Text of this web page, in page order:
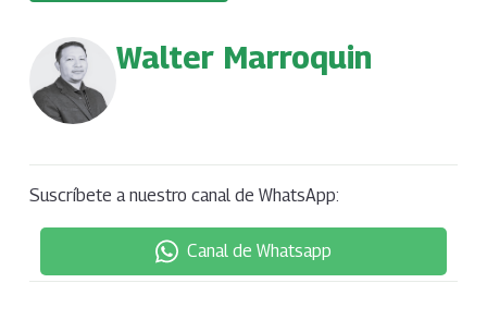
Walter Marroquin
Suscríbete a nuestro canal de WhatsApp:
Canal de Whatsapp